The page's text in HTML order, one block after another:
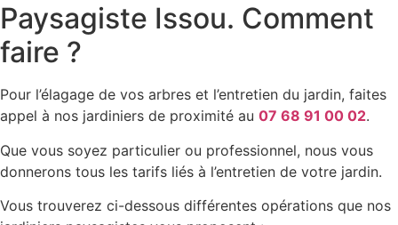
Paysagiste Issou. Comment
faire ?
Pour l’élagage de vos arbres et l’entretien du jardin, faites
appel à nos jardiniers de proximité au 07 68 91 00 02.
Que vous soyez particulier ou professionnel, nous vous
donnerons tous les tarifs liés à l’entretien de votre jardin.
Vous trouverez ci-dessous différentes opérations que nos